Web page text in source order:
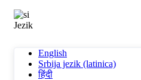
Jezik
English
Srbija jezik (latinica)
हिंदी